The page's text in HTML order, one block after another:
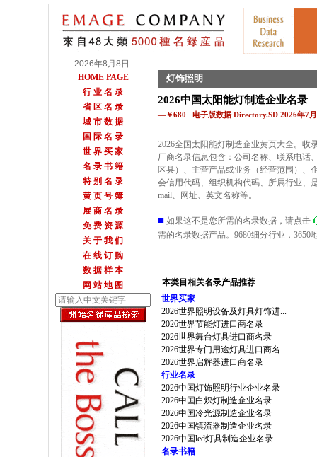
2026年8月8日
HOME PAGE
行 业 名 录
省 区 名 录
城 市 数 据
国 际 名 录
世 界 买 家
名 录 书 籍
特 别 名 录
黄 页 号 簿
展 商 名 录
免 费 资 源
关 于 我 们
在 线 订 购
数 据 样 本
网 站 地 图
灯饰照明
2026中国太阳能灯制造企业名录
—￥680 电子版数据 Directory.SD 2026年7
2026全国太阳能灯制造企业黄页大全。收
厂商名录信息包含：公司名称、联系电话
区县）、主营产品或业务（经营范围）、
会信用代码、组织机构代码、所属行业、
mail、网址、英文名称等。
■ 如果这不是您所需的名录数据，请点击
需的名录数据产品。9680细分行业，
本类目相关名录产品推荐
世界买家
2026世界照明设备及灯具灯饰进...
2026世界节能灯进口商名录
2026世界舞台灯具进口商名录
2026世界专门用途灯具进口商名...
2026世界启辉器进口商名录
行业名录
2026中国灯饰照明行业企业名录
2026中国白炽灯制造企业名录
2026中国冷光源制造企业名录
2026中国镇流器制造企业名录
2026中国led灯具制造企业名录
名录书籍